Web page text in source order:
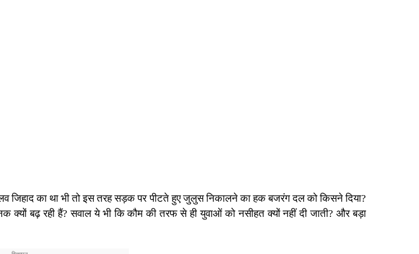
जिहाद का था भी तो इस तरह सड़क पर पीटते हुए जुलुस निकालने का हक बजरंग दल को किसने दिया?
बढ़ रही हैं? सवाल ये भी कि कौम की तरफ से ही युवाओं को नसीहत क्यों नहीं दी जाती? और बड़ा